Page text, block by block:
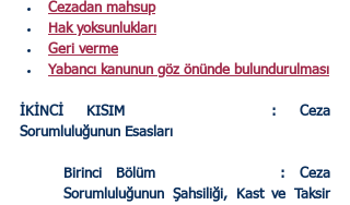
Cezadan mahsup
Hak yoksunlukları
Geri verme
Yabancı kanunun göz önünde bulundurulması
İKİNCİ KISIM
: Ceza
Sorumluluğunun Esasları
Birinci Bölüm
: Ceza
Sorumluluğunun Şahsiliği, Kast ve Taksir